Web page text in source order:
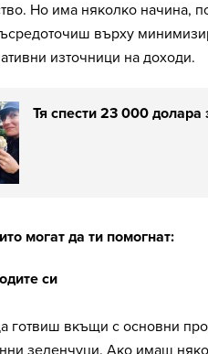
Но има няколко начина,
върху
източници на доходи.
Тя спести 23 000 долара
могат да ти помогнат:
си
готвиш вкъщи с основни